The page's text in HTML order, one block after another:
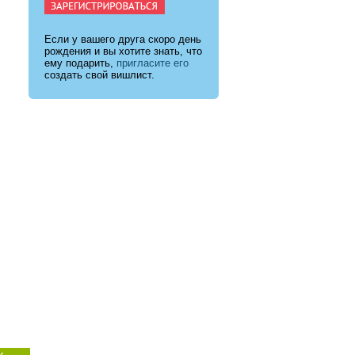
Если у вашего друга скоро день
рождения и вы хотите знать, что
ему подарить, пригласите его
создать свой вишлист.